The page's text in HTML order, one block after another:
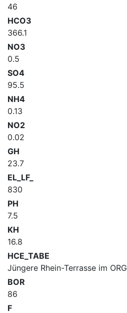
46
HCO3
366.1
NO3
0.5
SO4
95.5
NH4
0.13
NO2
0.02
GH
23.7
EL_LF_
830
PH
7.5
KH
16.8
HCE_TABE
Jüngere Rhein-Terrasse im ORG
BOR
86
F